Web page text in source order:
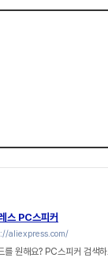
스 PC스피커
aliexpress.com/
를 원해요? PC스피커 검색